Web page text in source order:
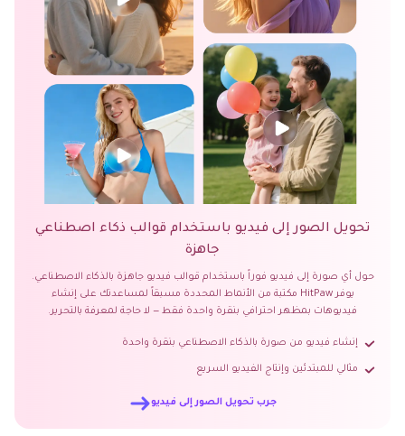
تحويل الصور إلى فيديو باستخدام قوالب ذكاء اصطناعي
جاهزة
حول أي صورة إلى فيديو فوراً باستخدام قوالب فيديو جاهزة بالذكاء الاصطناعي.
يوفر HitPaw مكتبة من الأنماط المحددة مسبقاً لمساعدتك على إنشاء
فيديوهات بمظهر احترافي بنقرة واحدة فقط — لا حاجة لمعرفة بالتحرير.
إنشاء فيديو من صورة بالذكاء الاصطناعي بنقرة واحدة
مثالي للمبتدئين وإنتاج الفيديو السريع
جرب تحويل الصور إلى فيديو